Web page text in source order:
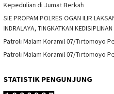
Kepedulian di Jumat Berkah
SIE PROPAM POLRES OGAN ILIR
INDRALAYA, TINGKATKAN
Patroli Malam Koramil 07/Tirtomoyo
Patroli Malam Koramil 07/Tirtomoyo
STATISTIK PENGUNJUNG